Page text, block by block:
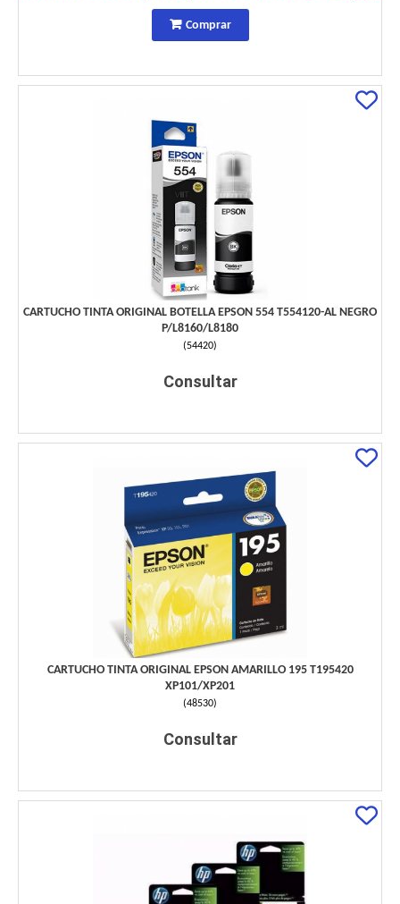
Comprar
CARTUCHO TINTA ORIGINAL BOTELLA EPSON 554 T554120-AL NEGRO
P/L8160/L8180
(54420)
Consultar
CARTUCHO TINTA ORIGINAL EPSON AMARILLO 195 T195420
XP101/XP201
(48530)
Consultar